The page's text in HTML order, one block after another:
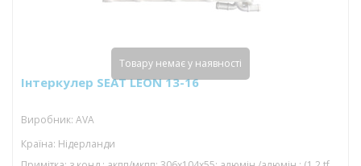
Інтеркулер SEAT LEON 13-16
Виробник: AVA
Країна: Нідерланди
Товару немає у наявності